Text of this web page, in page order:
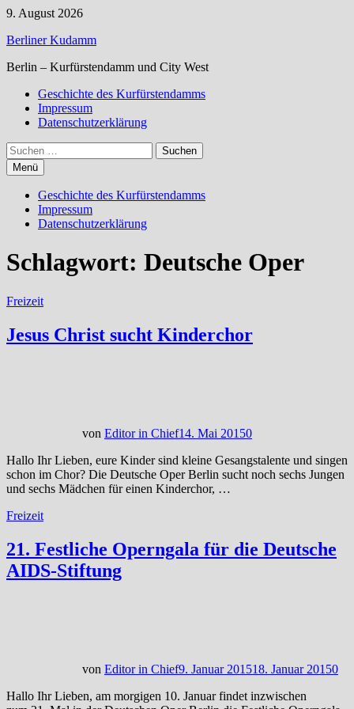
Zum
springen
9. August 2026
Berliner Kudamm
Berlin – Kurfürstendamm und City West
Geschichte des Kurfürstendamms
Impressum
Datenschutzerklärung
Suchen
nach:
Menü
Geschichte des Kurfürstendamms
Impressum
Datenschutzerklärung
Schlagwort: Deutsche Oper
Freizeit
Jesus Christ sucht Kinderchor
von Editor in Chief14. Mai 20150
Hallo Ihr Lieben, eure Kinder sind kleine Gesangstalente und singen
schon im Chor? Die Deutsche Oper Berlin sucht noch sechs Jungen
und sechs Mädchen für einen Kinderchor, …
Freizeit
21. Festliche Operngala für die Deutsche
AIDS-Stiftung
von Editor in Chief9. Januar 201518. Januar 20150
Hallo Ihr Lieben, am morgigen 10. Januar findet inzwischen